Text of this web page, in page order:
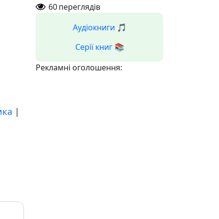
|
60переглядів
Аудіокниги 🎵
Серії книг 📚
Рекламні оголошення: